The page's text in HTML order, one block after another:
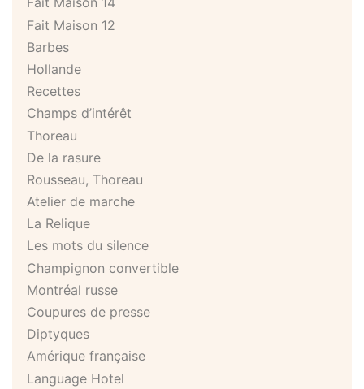
Fait Maison 12
Barbes
Hollande
Recettes
Champs d’intérêt
Thoreau
De la rasure
Rousseau, Thoreau
Atelier de marche
La Relique
Les mots du silence
Champignon convertible
Montréal russe
Coupures de presse
Diptyques
Amérique française
Language Hotel